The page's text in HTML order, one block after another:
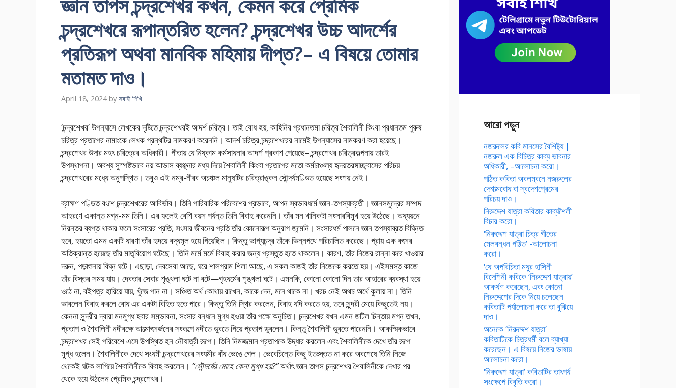
চন্দ্রশেখরে রূপান্তরিত হলেন? চন্দ্রশেখর উচ্চ আদর্শের
প্রতিরূপ অথবা মানবিক মহিমায় দীপ্ত?– এ বিষয়ে তোমার
মতামত দাও।
April 18, 2024 by সবাই শিখি
‘চন্দ্রশেখর’ উপন্যাসে লেখকের দৃষ্টিতে চন্দ্রশেখরই আদর্শ চরিত্র। তাই বোধ হয়, কাহিনির প্রধানতমা চরিত্র শৈবালিনী কিংবা প্রধানতম পুরুষ
চরিত্র প্রতাপের নামাংকে লেখক গ্রন্থটির নামকরণ করেননি। আদর্শ চরিত্র চন্দ্রশেখরের নামেই উপন্যাসের নামকরণ করা হয়েছে।
চন্দ্রশেখর উদার মহৎ চরিত্রের অধিকারী। গীতায় যে নিষ্কাম কর্মসাধনার আদর্শ প্রকাশ পেয়েছে– চন্দ্রশেখর চরিত্রকল্পনায় তারই
উপস্থাপনা। অবশ্য সুস্পষ্টভাবে নয় আভাস ব্যঞ্ছনার মধ্য দিয়ে শৈবালিনী কিংবা প্রতাপের মতো কর্মচাঞ্চল্য হৃদয়তরঙ্গাচ্ছ্বাসের পরিচয়
চন্দ্রশেখরের মধ্যে অনুপস্থিত। তবুও এই নম্র-নীরব অচঞ্চল মানুষটির চরিত্রাঙ্কন সৌন্দর্যমণ্ডিত হয়েছে সংশয় নেই।
ব্রাহ্মণ পণ্ডিত বংশে চন্দ্রশেখরের আবির্ভাব। তিনি পারিবারিক পরিবেশের প্রভাবে, আপন স্বভাবধর্মে জ্ঞান-তপস্যাব্রতী। জ্ঞানসমুদ্রের সম্পদ
আহরণে একান্ত মগ্ন-মম তিনি। এর ফলেই বেশি বয়স পর্যন্ত তিনি বিবাহ করেননি। তাঁর মন খানিকটা সংসারবিমুখ হয়ে উঠেছে। অধ্যয়নে
নিরন্তর ব্যপ্ত থাকার ফলে সংসারের প্রতি, সংসার জীবনের প্রতি তাঁর কোনোরূপ অনুরাগ জন্মেনি। সংসারধর্ম পালনে জ্ঞান তপস্যাব্রত বিঘ্নিত
হবে, হয়তো এমন একটি ধারণা তাঁর হৃদয়ে বদ্ধমূল হয়ে গিয়েছিল। কিন্তু ভাগ্যচন্দ্র তাঁকে ভিন্নপথে পরিচালিত করেছে। প্রায় এক বৎসর
অতিক্রান্ত হয়েছে তাঁর মাতৃবিয়োগ ঘটেছে। তিনি মর্মে মর্মে বিবাহ করার জন্য প্রস্তুত হতে থাকলেন। কারণ, তাঁর নিজের রান্না করে খাওয়ার
দরুন, পড়াশুনায় বিঘ্ন ঘটে। এছাড়া, দেবসেবা আছে, ঘরে শালগ্রাম শিলা আছে, এ সকল কাজই তাঁর নিজেকে করতে হয়। এইসমস্ত কাজে
তাঁর বিস্তর সময় যায়। দেবতার সেবার শৃঙ্খলা ঘটে না বটে—গৃহধর্মের শৃঙ্খলা ঘটে। এমনকি, কোনো কোনো দিন তার আহারের ব্যবস্থা হয়ে
ওঠে না, বইপত্র হারিয়ে যায়, খুঁজে পান না। সঞ্চিত অর্থ কোথায় রাখেন, কাকে দেন, মনে থাকে না। খরচ নেই অথচ অর্থে কুলায় না। তিনি
ভাবলেন বিবাহ করলে বোধ এর একটা বিহিত হতে পারে। কিন্তু তিনি স্থির করলেন, বিবাহ যদি করতে হয়, তবে সুন্দরী মেয়ে কিছুতেই নয়।
কেননা সুন্দরীর দ্বারা মনমুগ্ধ হবার সম্ভাবনা, সংসার বন্ধনে মুগ্ধ হওয়া তাঁর পক্ষে অনুচিত। চন্দ্রশেখর যখন এমন জটিল চিন্তায় মগ্ন তখন,
প্রতাপ ও শৈবালিনী নদীবক্ষে আত্মোৎসর্জনের সংকল্পে নদীতে ডুবতে গিয়ে প্রতাপ ডুবলেন। কিন্তু শৈবালিনী ডুবতে পারেননি। আকস্মিকভাবে
চন্দ্রশেখর সেই পরিবেশে এসে উপস্থিত হন নৌযাত্রী রূপে। তিনি নিমজ্জমান প্রতাপকে উদ্ধার করলেন এবং শৈবালিনীকে দেখে তাঁর রূপে
মুগ্ধ হলেন। শৈবালিনীকে দেখে সংযমী চন্দ্রশেখরের সংযমীর বাঁধ ভেঙে গেল। ভেবেচিন্তে কিছু ইতঃস্তত না করে অবশেষে তিনি নিজে
থেকেই ঘটক লাগিয়ে শৈবালিনীকে বিবাহ করলেন। “সৌন্দর্যের মোহে কেনা মুগ্ধ হয়?”অর্থাৎ জ্ঞান তাপস চন্দ্রশেখর শৈবালিনীকে দেখার পর
থেকে হয়ে উঠলেন প্রেমিক চন্দ্রশেখর।
আরো পড়ুন
নজরুলের কবি মানসের বৈশিষ্ট্য |
নজরুল এক বিচিত্র কাব্য ভাবনার
অধিকারী, –আলোচনা করো।
পঠিত কবিতা অবলম্বনে নজরুলের
দেশাত্মবোধ বা স্বদেশপ্রেমের
পরিচয় দাও।
নিরুদ্দেশ যাত্রা কবিতার কাব্যশৈলী
বিচার করো।
‘নিরুদ্দেশ যাত্রা চিত্র গীতের
মেলবন্ধন গঠিত’ -আলোচনা
করো।
‘ষে অপরিচিতা মধুর হাসিনী
বিদেশিনী কবিকে ‘নিরুদ্দেশ যাত্রায়’
আকর্ষণ করেছেন, এবং কোনো
নিরুদ্দেশের দিকে নিয়ে চলেছেন
কবিতাটি পর্যালোচনা করে তা বুঝিয়ে
দাও।
অনেকে ‘নিরুদ্দেশ যাত্রা’
কবিতাটিকে চিত্রধর্মী বলে ব্যাখ্যা
করেছেন। এ বিষয়ে নিজের ভাষায়
আলোচনা করো।
‘নিরুদ্দেশ যাত্রা’ কবিতাটির তাৎপর্য
সংক্ষেপে বিবৃতি করো।